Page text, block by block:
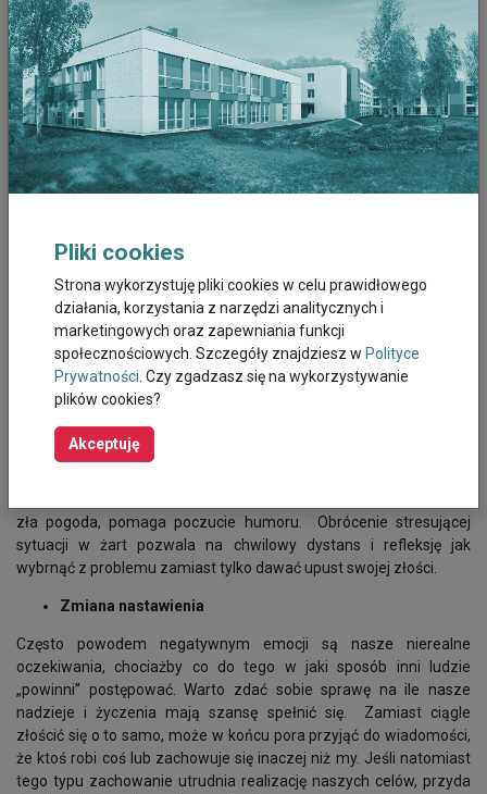
osobie, którą się opiekuje. Może sprawić, że sytuacje trudne, które
wywołują złość będą częstsze. Zamiast tego można
porozmawiać o swoich uczuciach, z przyjacielem, członkiem
rodziny, innym opiekunem w grupie wsparcia czy przez internet.
Pomóc może aktywność fizyczna w rozładowaniu złości. Według
psychologów zajmujących się badaniem problematyki złości, do
sposobów przeciwdziałania złości należą m.in.:
Asertywna komunikacja
przyczyną naszej złości. W takich sytuacjach nasze słowa mają
ogromne znaczenie – powinniśmy używać komunikatów Ja i
bezpośrednio wyrażać swoje uczucia (np.jest mi przykro/czuję się
rozczarowany) zamiast obwiniać kogoś (nie mówić np.
beznadziejny). Otwarta komunikacja w sytuacjach zdenerwowania
czy stresu pozwala na utrzymanie dobrych relacji i ułatwia
wspólne rozwiązanie problemu.
Kiedy przyczyną naszych negatywnych emocji są sytuacje nie
zła pogoda, pomaga poczucie humoru. Obrócenie stresującej
sytuacji w żart pozwala na chwilowy dystans i refleksję jak
wybrnąć z problemu zamiast tylko dawać upust swojej złości.
Zmiana nastawienia
Często powodem negatywnym emocji są nasze nierealne
oczekiwania, chociażby co do tego w jaki sposób inni ludzie
„powinni” postępować. Warto zdać sobie sprawę na ile nasze
nadzieje i życzenia mają szansę spełnić się. Zamiast ciągle
złościć się o to samo, może w końcu pora przyjąć do wiadomości,
że ktoś robi coś lub zachowuje się inaczej niż my. Jeśli natomiast
tego typu zachowanie utrudnia realizację naszych celów, przyda
Pliki cookies
Strona wykorzystuję pliki cookies w celu prawidłowego
działania, korzystania z narzędzi analitycznych i
marketingowych oraz zapewniania funkcji
społecznościowych. Szczegóły znajdziesz w Polityce
Prywatności . Czy zgadzasz się na wykorzystywanie
plików cookies?
Akceptuję